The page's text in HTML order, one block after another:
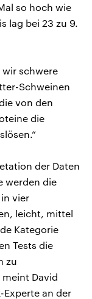
so hoch wie
lag bei 23 zu 9.
wir schwere
Schweinen
von den
die
der Daten
werden die
vier
leicht, mittel
Kategorie
Tests die
zu
David
an der